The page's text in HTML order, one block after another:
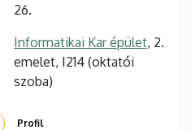
26.
Informatikai Kar épület, 2.
emelet, I214 (oktatói
szoba)
Profil